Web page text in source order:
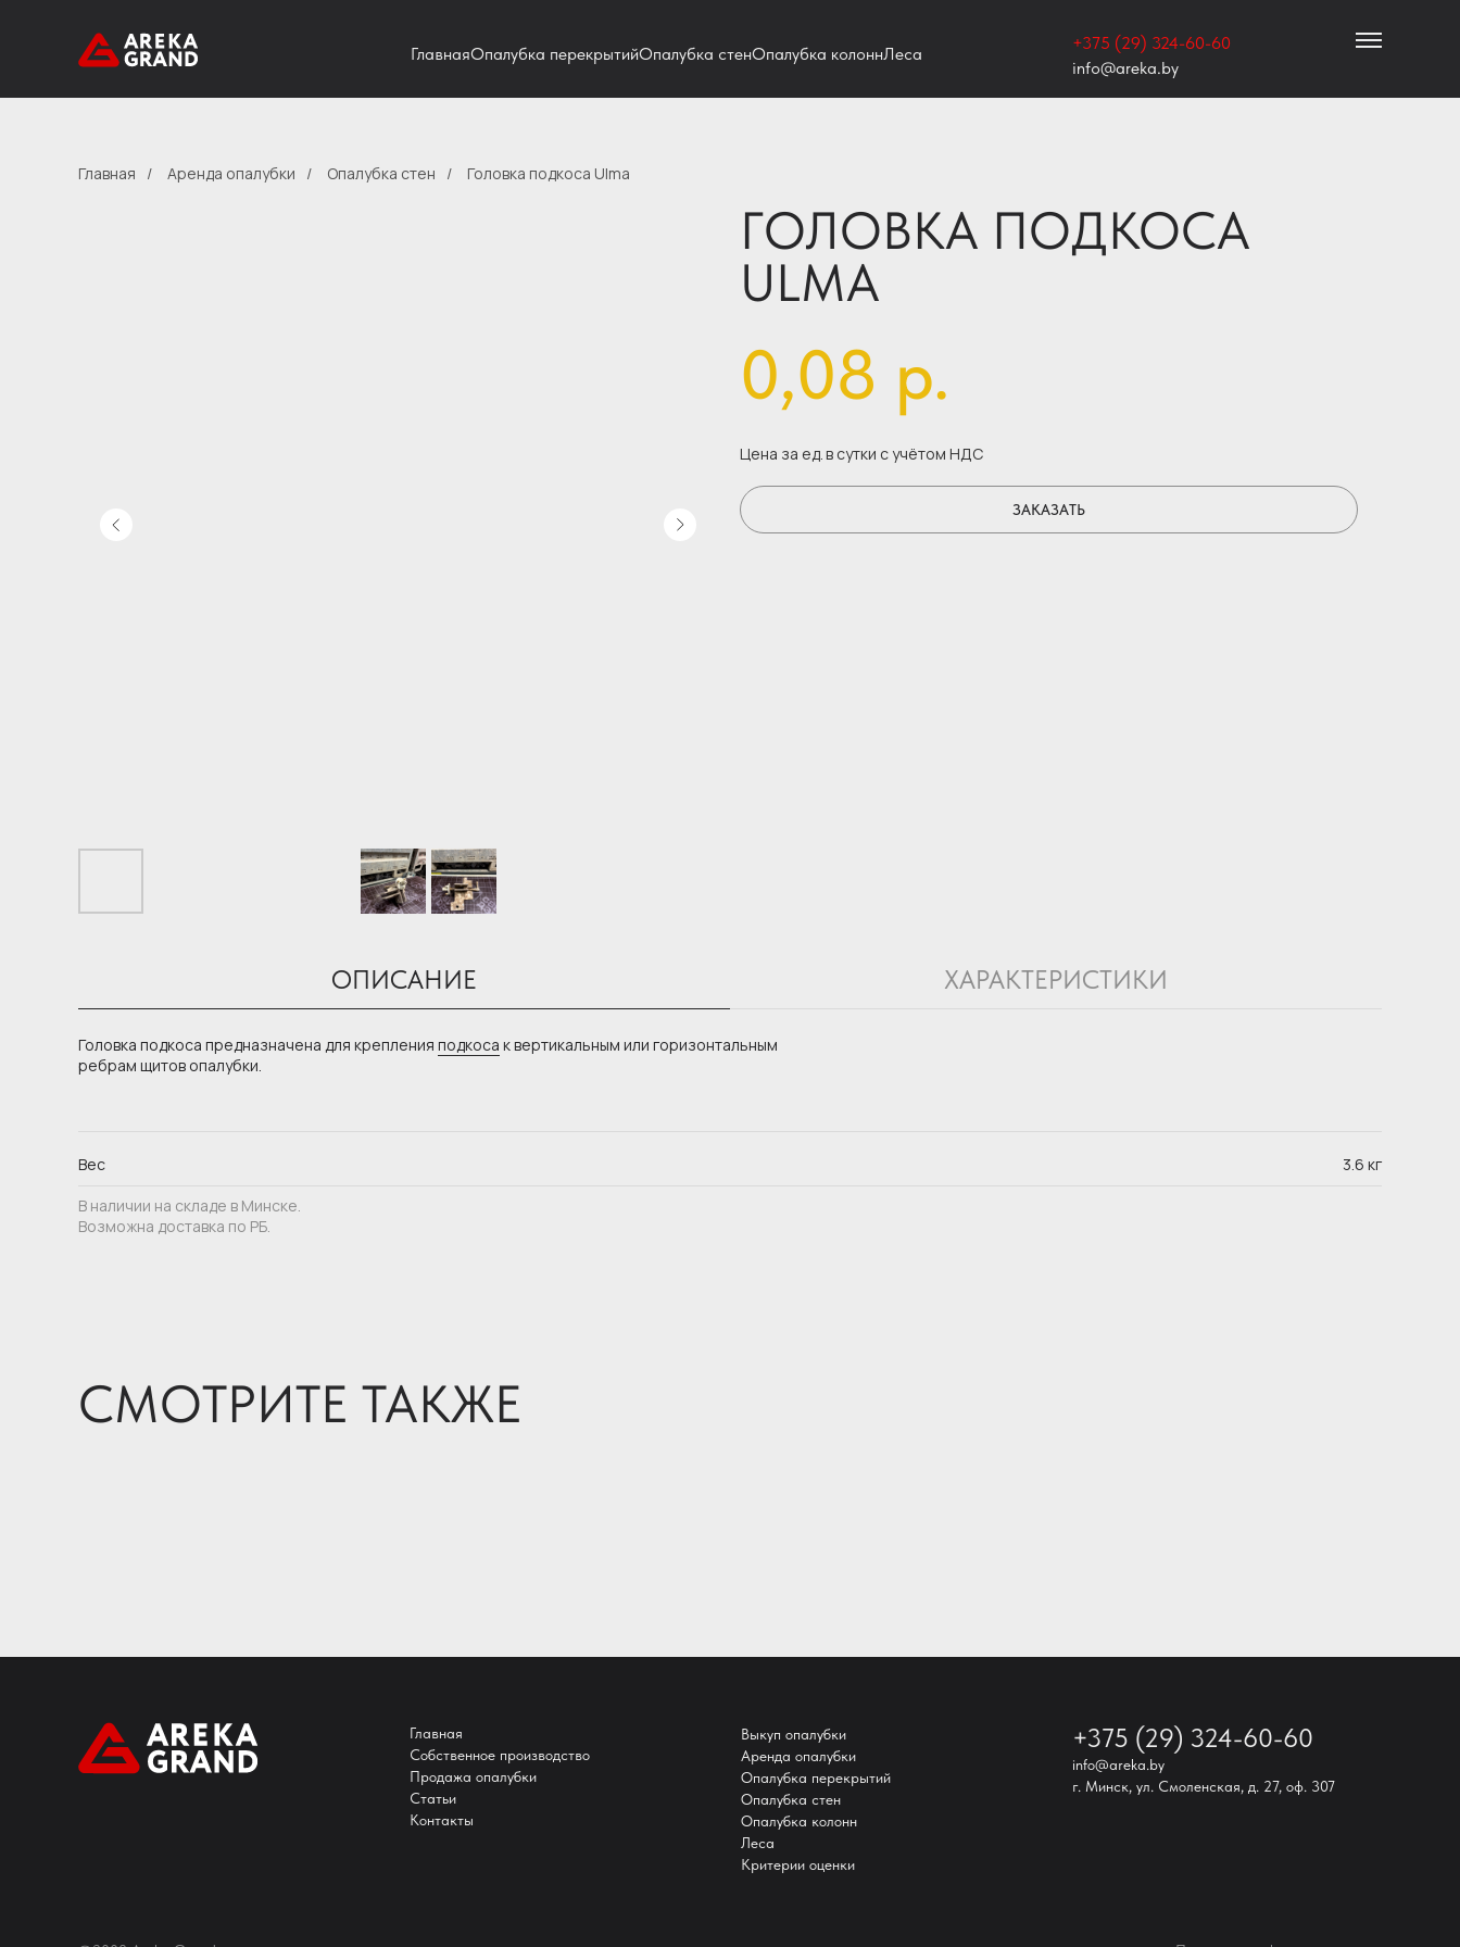
ГлавнаяОпалубка перекрытийОпалубка стенОпалубка колоннЛеса
+375 (29) 324-60-60
info@areka.by
Главная / Аренда опалубки / Опалубка стен / Головка подкоса Ulma
ГОЛОВКА ПОДКОСА
ULMA
0,08 р.
Цена за ед.в сутки с учётом НДС
ЗАКАЗАТЬ
ОПИСАНИЕ ХАРАКТЕРИСТИКИ
Головка подкоса предназначена для крепления подкоса к вертикальным или горизонтальным
ребрам щитов опалубки.
Вес
3.6 кг
В наличии на складе в Минске.
Возможна доставка по РБ.
СМОТРИТЕ ТАКЖЕ
+375 (29) 324-60-60
info@areka.by
г. Минск, ул. Смоленская, д. 27, оф. 307
Выкуп опалубки
Аренда опалубки
Опалубка перекрытий
Опалубка стен
Опалубка колонн
Леса
Критерии оценки
Главная
Собственное производство
Продажа опалубки
Статьи
Контакты